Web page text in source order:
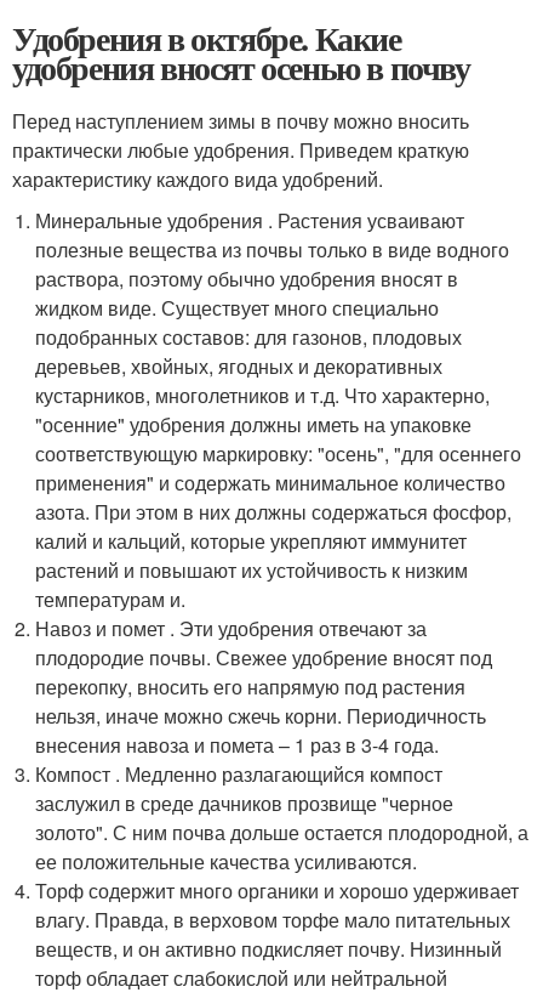
Удобрения в октябре. Какие
удобрения вносят осенью в почву
Перед наступлением зимы в почву можно вносить
практически любые удобрения. Приведем краткую
характеристику каждого вида удобрений.
Минеральные удобрения . Растения усваивают
полезные вещества из почвы только в виде водного
раствора, поэтому обычно удобрения вносят в
жидком виде. Существует много специально
подобранных составов: для газонов, плодовых
деревьев, хвойных, ягодных и декоративных
кустарников, многолетников и т.д. Что характерно,
"осенние" удобрения должны иметь на упаковке
соответствующую маркировку: "осень", "для осеннего
применения" и содержать минимальное количество
азота. При этом в них должны содержаться фосфор,
калий и кальций, которые укрепляют иммунитет
растений и повышают их устойчивость к низким
температурам и.
Навоз и помет . Эти удобрения отвечают за
плодородие почвы. Свежее удобрение вносят под
перекопку, вносить его напрямую под растения
нельзя, иначе можно сжечь корни. Периодичность
внесения навоза и помета – 1 раз в 3-4 года.
Компост . Медленно разлагающийся компост
заслужил в среде дачников прозвище "черное
золото". С ним почва дольше остается плодородной, а
ее положительные качества усиливаются.
Торф содержит много органики и хорошо удерживает
влагу. Правда, в верховом торфе мало питательных
веществ, и он активно подкисляет почву. Низинный
торф обладает слабокислой или нейтральной